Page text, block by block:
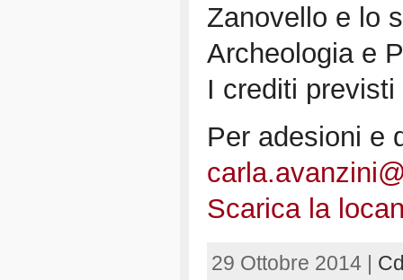
Zanovello e lo
Archeologia e
I crediti
Per adesioni e
Scarica la
29 Ottobre 2014 |